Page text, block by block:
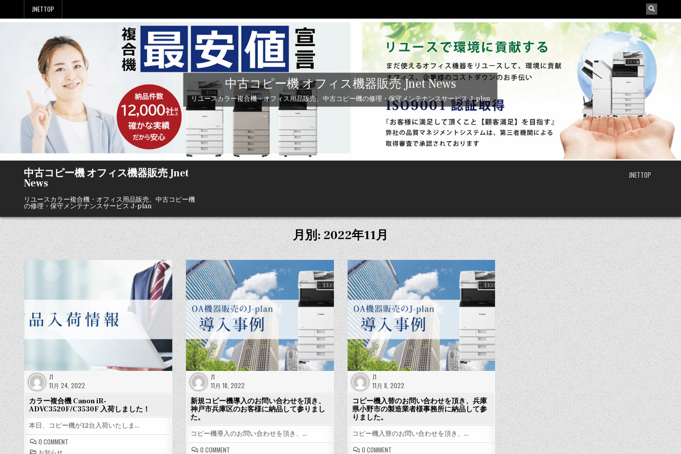
content
JNETTOP
中古コピー機 オフィス機器販売 Jnet News
リユースカラー複合機・オフィス用品販売、中古コピー機の修理・保守メンテナンスサービス J-plan
中古コピー機 オフィス機器販売 Jnet
News
リユースカラー複合機・オフィス用品販売、中古コピー機
の修理・保守メンテナンスサービス J-plan
JNETTOP
月別: 2022年11月
J1
11月 24, 2022
カラー複合機 Canon iR-
ADVC3520F/C3530F 入荷しました！
本日、コピー機が12台入荷いたしま…
0 COMMENT
お知らせ
J1
11月 18, 2022
新規コピー機導入のお問い合わせを頂き、
神戸市兵庫区のお客様に納品して参りまし
た。
コピー機導入のお問い合わせを頂き、…
0 COMMENTON
J1
11月 8, 2022
コピー機入替のお問い合わせを頂き、兵庫
県小野市の製造業者様事務所に納品して参
りました。
コピー機入替のお問い合わせを頂き、…
0 COMMENTON